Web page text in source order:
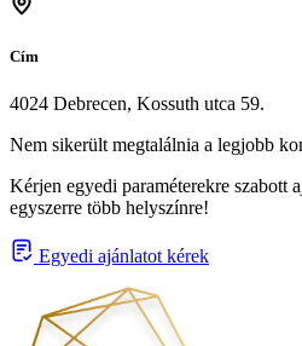
Cím
4024 Debrecen, Kossuth utca 59.
Nem sikerült megtalálnia a legjobb
Kérjen egyedi paraméterekre szabott
egyszerre több helyszínre!
Egyedi ajánlatot kérek